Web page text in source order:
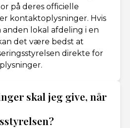
på deres officielle
kontaktoplysninger. Hvis
lokal afdeling i en
det være bedst at
direkte for
skal jeg give, når